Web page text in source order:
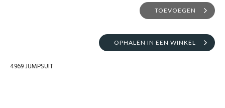
TOEVOEGEN
OPHALEN IN EEN WINKEL
4969 JUMPSUIT